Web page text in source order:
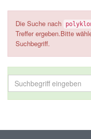
Die Suche nach
Treffer ergeben.Bitte
Suchbegriff.